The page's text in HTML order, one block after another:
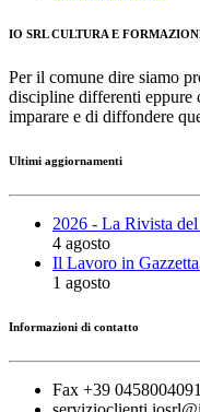
IO SRL CULTURA E
Per il comune dire siamo
discipline differenti eppure
imparare e di diffondere
Ultimi aggiornamenti
2026 - La Rivista
4 agosto
Il Lavoro in
1 agosto
Informazioni di contatto
Fax +39 0458004091